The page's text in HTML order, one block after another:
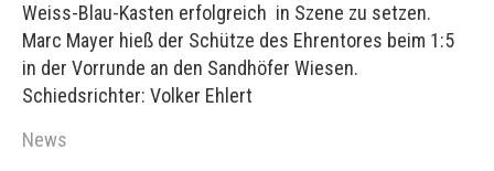
Weiss-Blau-Kasten erfolgreich in Szene zu setzen.
Marc Mayer hieß der Schütze des Ehrentores beim 1:5
in der Vorrunde an den Sandhöfer Wiesen.
Schiedsrichter: Volker Ehlert
News